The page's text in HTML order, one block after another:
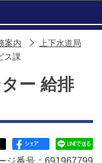
案内
上下水道局
ス課
ー 給排